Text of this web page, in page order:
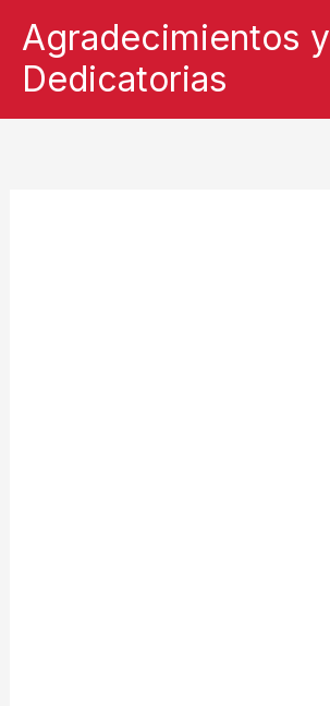
contenido
Agradecimientos y
Dedicatorias